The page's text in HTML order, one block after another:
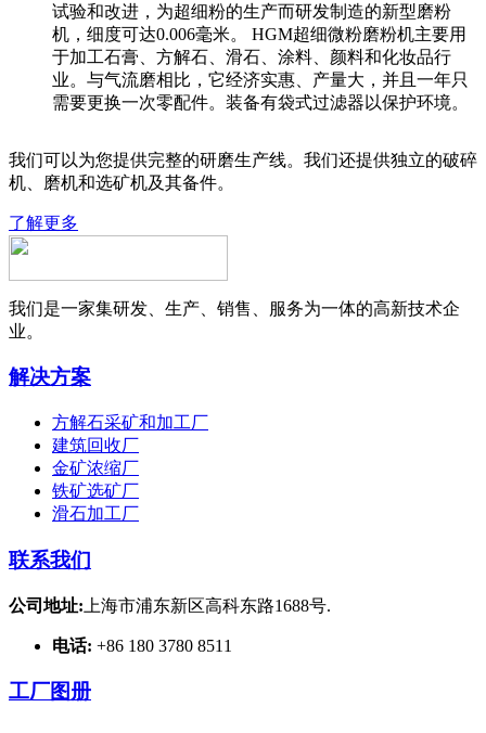
试验和改进，为超细粉的生产而研发制造的新型磨粉
机，细度可达0.006毫米。 HGM超细微粉磨粉机主要用
于加工石膏、方解石、滑石、涂料、颜料和化妆品行
业。与气流磨相比，它经济实惠、产量大，并且一年只
需要更换一次零配件。装备有袋式过滤器以保护环境。
我们可以为您提供完整的研磨生产线。我们还提供独立的破碎
机、磨机和选矿机及其备件。
了解更多
我们是一家集研发、生产、销售、服务为一体的高新技术企
业。
解决方案
方解石采矿和加工厂
建筑回收厂
金矿浓缩厂
铁矿选矿厂
滑石加工厂
联系我们
公司地址: 上海市浦东新区高科东路1688号.
电话: +86 180 3780 8511
工厂图册